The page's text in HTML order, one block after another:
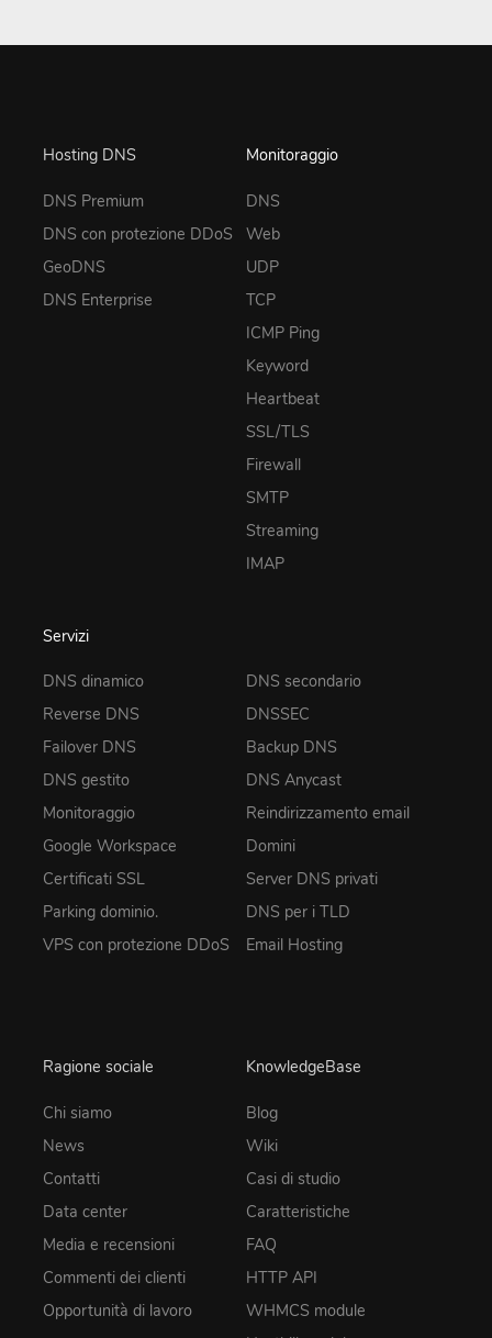
Hosting DNS
DNS Premium
DNS con protezione DDoS
GeoDNS
DNS Enterprise
Monitoraggio
DNS
Web
UDP
TCP
ICMP Ping
Keyword
Heartbeat
SSL/TLS
Firewall
SMTP
Streaming
IMAP
Servizi
DNS dinamico
Reverse DNS
Failover DNS
DNS gestito
Monitoraggio
Google Workspace
Certificati SSL
Parking dominio.
VPS con protezione DDoS
DNS secondario
DNSSEC
Backup DNS
DNS Anycast
Reindirizzamento email
Domini
Server DNS privati
DNS per i TLD
Email Hosting
Ragione sociale
Chi siamo
News
Contatti
Data center
Media e recensioni
Commenti dei clienti
Opportunità di lavoro
KnowledgeBase
Blog
Wiki
Casi di studio
Caratteristiche
FAQ
HTTP API
WHMCS module